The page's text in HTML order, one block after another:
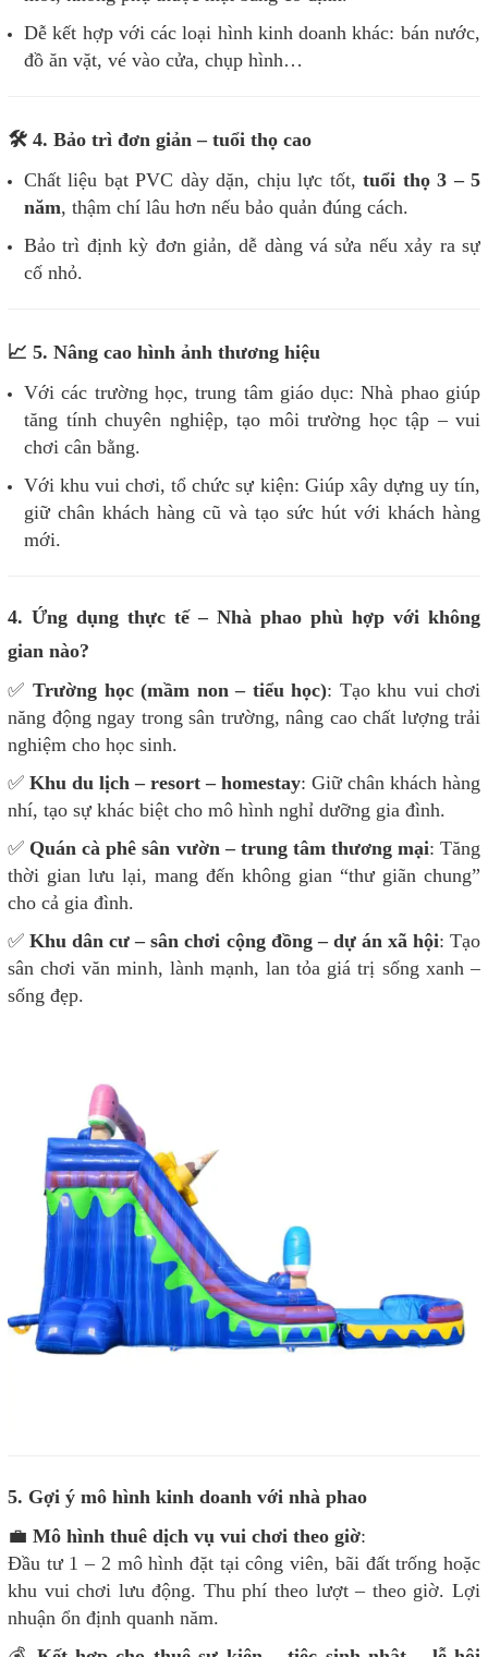
Dễ kết hợp với các loại hình kinh doanh khác: bán nước,
đồ ăn vặt, vé vào cửa, chụp hình…
🛠️ 4. Bảo trì đơn giản – tuổi thọ cao
Chất liệu bạt PVC dày dặn, chịu lực tốt,tuổi thọ 3 – 5
năm, thậm chí lâu hơn nếu bảo quản đúng cách.
Bảo trì định kỳ đơn giản, dễ dàng vá sửa nếu xảy ra sự
cố nhỏ.
📈 5. Nâng cao hình ảnh thương hiệu
Với các trường học, trung tâm giáo dục: Nhà phao giúp
tăng tính chuyên nghiệp, tạo môi trường học tập – vui
chơi cân bằng.
Với khu vui chơi, tổ chức sự kiện: Giúp xây dựng uy tín,
giữ chân khách hàng cũ và tạo sức hút với khách hàng
mới.
4. Ứng dụng thực tế – Nhà phao phù hợp với không
gian nào?
✅ Trường học (mầm non – tiểu học): Tạo khu vui chơi
năng động ngay trong sân trường, nâng cao chất lượng trải
nghiệm cho học sinh.
✅ Khu du lịch – resort – homestay: Giữ chân khách hàng
nhí, tạo sự khác biệt cho mô hình nghỉ dưỡng gia đình.
✅ Quán cà phê sân vườn – trung tâm thương mại: Tăng
thời gian lưu lại, mang đến không gian “thư giãn chung”
cho cả gia đình.
✅Khu dân cư – sân chơi cộng đồng – dự án xã hội: Tạo
sân chơi văn minh, lành mạnh, lan tỏa giá trị sống xanh –
sống đẹp.
5. Gợi ý mô hình kinh doanh với nhà phao
💼 Mô hình thuê dịch vụ vui chơi theo giờ:
Đầu tư 1 – 2 mô hình đặt tại công viên, bãi đất trống hoặc
khu vui chơi lưu động. Thu phí theo lượt – theo giờ. Lợi
nhuận ổn định quanh năm.